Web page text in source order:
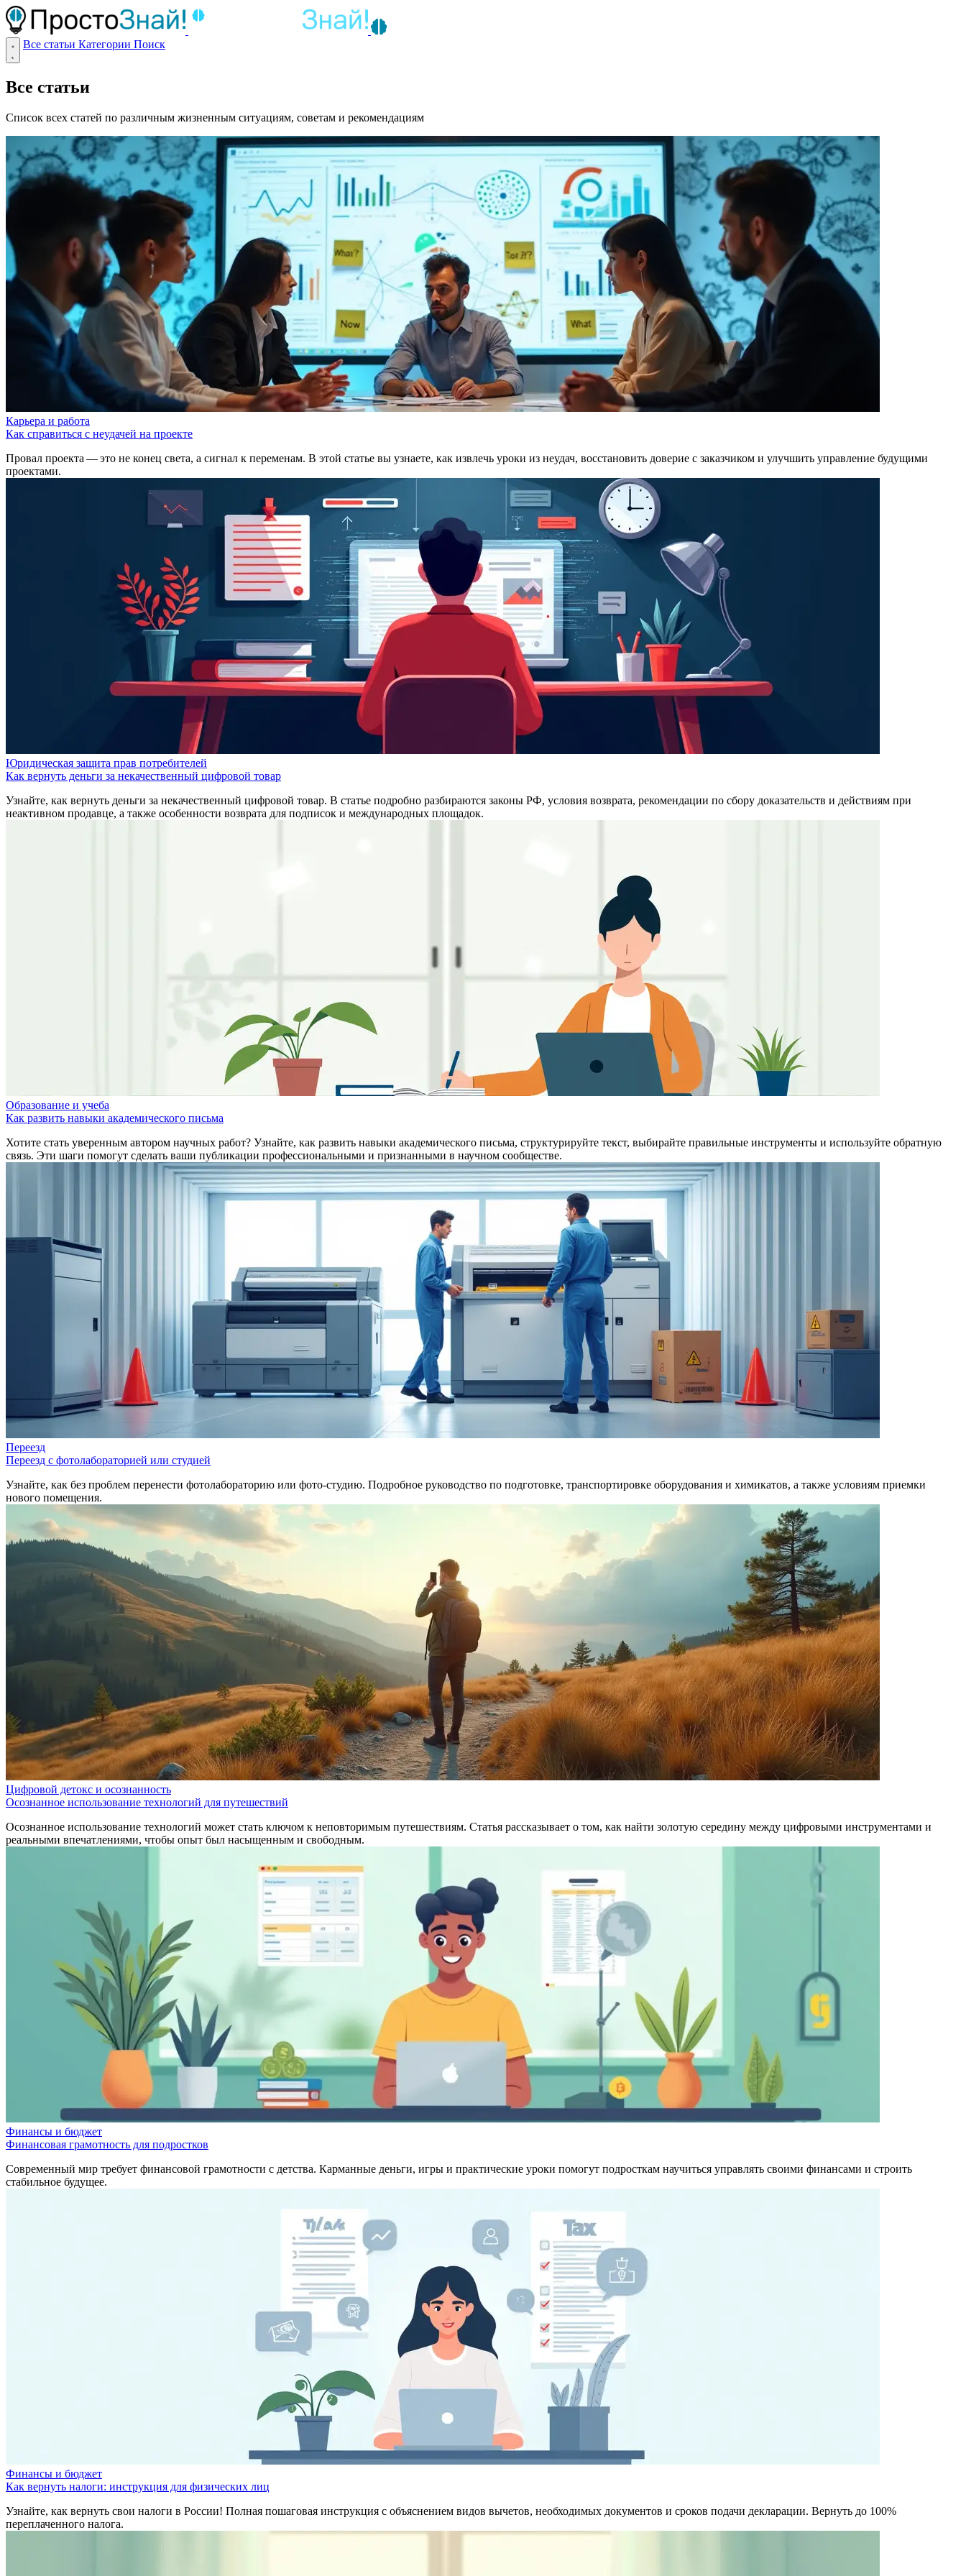
Все статьи Категории Поиск
Все статьи
Список всех статей по различным жизненным ситуациям, советам и рекомендациям
Карьера и работа
Как справиться с неудачей на проекте
Провал проекта — это не конец света, а сигнал к переменам. В этой статье вы узнаете, как извлечь уроки из неудач, восстановить доверие с заказчиком и улучшить управление будущими
проектами.
Юридическая защита прав потребителей
Как вернуть деньги за некачественный цифровой товар
Узнайте, как вернуть деньги за некачественный цифровой товар. В статье подробно разбираются законы РФ, условия возврата, рекомендации по сбору доказательств и действиям при
неактивном продавце, а также особенности возврата для подписок и международных площадок.
Образование и учеба
Как развить навыки академического письма
Хотите стать уверенным автором научных работ? Узнайте, как развить навыки академического письма, структурируйте текст, выбирайте правильные инструменты и используйте обратную
связь. Эти шаги помогут сделать ваши публикации профессиональными и признанными в научном сообществе.
Переезд
Переезд с фотолабораторией или студией
Узнайте, как без проблем перенести фотолабораторию или фото-студию. Подробное руководство по подготовке, транспортировке оборудования и химикатов, а также условиям приемки
нового помещения.
Цифровой детокс и осознанность
Осознанное использование технологий для путешествий
Осознанное использование технологий может стать ключом к неповторимым путешествиям. Статья рассказывает о том, как найти золотую середину между цифровыми инструментами и
реальными впечатлениями, чтобы опыт был насыщенным и свободным.
Финансы и бюджет
Финансовая грамотность для подростков
Современный мир требует финансовой грамотности с детства. Карманные деньги, игры и практические уроки помогут подросткам научиться управлять своими финансами и строить
стабильное будущее.
Финансы и бюджет
Как вернуть налоги: инструкция для физических лиц
Узнайте, как вернуть свои налоги в России! Полная пошаговая инструкция с объяснением видов вычетов, необходимых документов и сроков подачи декларации. Вернуть до 100%
переплаченного налога.